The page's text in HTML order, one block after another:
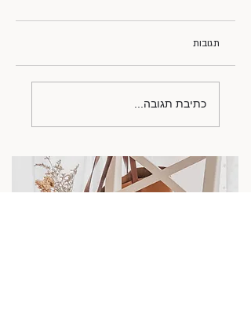
חגיגת בת מצווש
תגובות
כתיבת תגובה...